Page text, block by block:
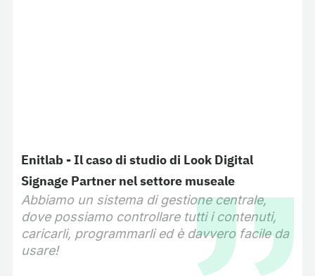
Enitlab - Il caso di studio di Look Digital
Signage Partner nel settore museale
Abbiamo un sistema di gestione centrale,
dove possiamo controllare tutti i contenuti,
caricarli, programmarli ed è davvero facile da
usare!